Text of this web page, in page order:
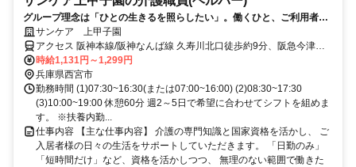
グループ理念は「ひとの生きるを照らしたい」。働くひと、ご利用者
様、そのご家族の幸せをつくり続ける仕事です。
サンケア 上甲子園
アクセス 阪神本線/阪神なんば線 久寿川北口徒歩約9分、阪急今津線
今津（阪急線）北口徒歩約13分、阪神本線/山陽電鉄本線 今津（阪神
線）北出口徒歩約14分 久寿川駅北口から徒歩9分
時給1,131円～1,299円
兵庫県西宮市
勤務時間 (1)07:30~16:30(または07:00~16:00) (2)08:30~17:30
(3)10:00~19:00 休憩60分 週2～5日で希望に合わせてシフトを組めま
す。 ※扶養内勤...
仕事内容 【主な仕事内容】 介護の専門知識と国家資格を活かし、 ご
入居者様の日々の生活をサポートしていただきます。 「日勤のみ」
「短時間だけ」など、資格を活かしつつ、 無理のない範囲で働きた